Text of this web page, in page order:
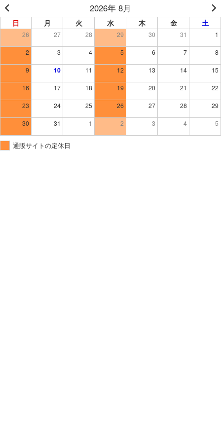
コ
ス
ッ
ナ
ン
移
2026年 8月
日 月 火 水 木 金 土
26 27 28 29 30 31 1
2 3 4 5 6 7 8
9 10 11 12 13 14 15
16 17 18 19 20 21 22
23 24 25 26 27 28 29
30 31 1 2 3 4 5
通販サイトの定休日